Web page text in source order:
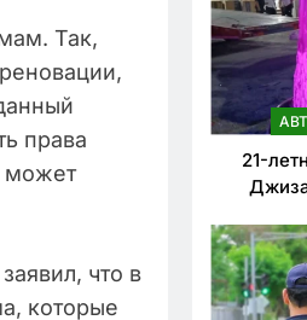
Так,
права
может
что в
которые
21-